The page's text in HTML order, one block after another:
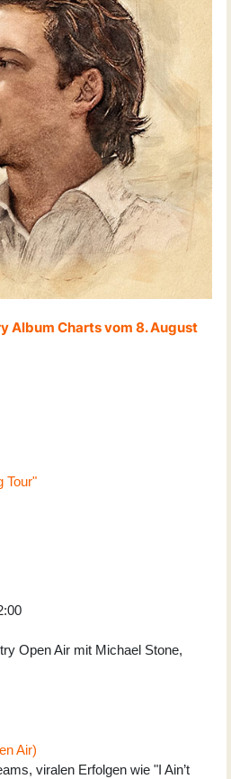
Album Charts vom 8. August
Tour"
Open Air mit Michael Stone,
Air)
viralen Erfolgen wie "I Ain’t